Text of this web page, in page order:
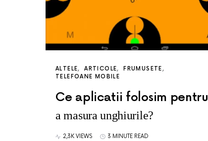
ALTELE ARTICOLE
FRUMUSETE
TELEFOANE MOBILE
Ce aplicatii folosim pentru
a masura unghiurile?
2,3K VIEWS 3 MINUTE READ